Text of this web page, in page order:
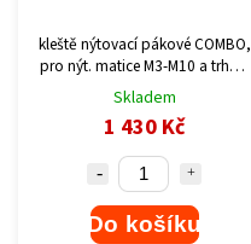
kleště nýtovací pákové COMBO,
pro nýt. matice M3-M10 a trhací
nýty 2,4-6,4mm
Skladem
1 430 Kč
Do košíku